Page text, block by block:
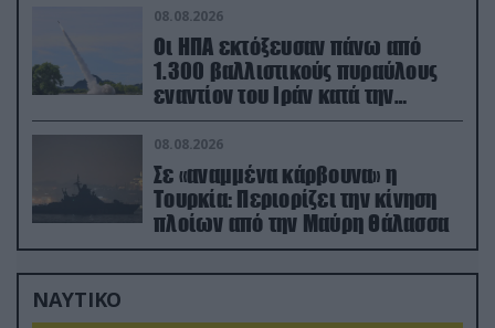
08.08.2026
Οι ΗΠΑ εκτόξευσαν πάνω από
1.300 βαλλιστικούς πυραύλους
εναντίον του Ιράν κατά την
διάρκεια του πολέμου
08.08.2026
Σε «αναμμένα κάρβουνα» η
Τουρκία: Περιορίζει την κίνηση
πλοίων από την Μαύρη Θάλασσα
ΝΑΥΤΙΚΟ